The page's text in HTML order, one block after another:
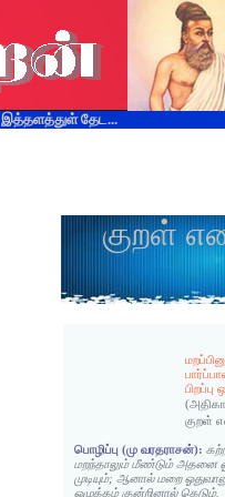
இத்தளத்துள் தேட...
குறள்
குறள்
பொழிப்பு (மு வரதராசன்):
மறந்தாலும் மீண்டும் அதனை
முடியும்; ஆனால் மறை
ஒழுக்கம் குன்றினால் கெடும்.